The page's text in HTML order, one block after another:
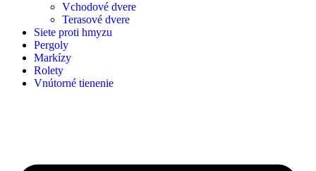
Vchodové dvere
Terasové dvere
Siete proti hmyzu
Pergoly
Markízy
Rolety
Vnútorné tienenie